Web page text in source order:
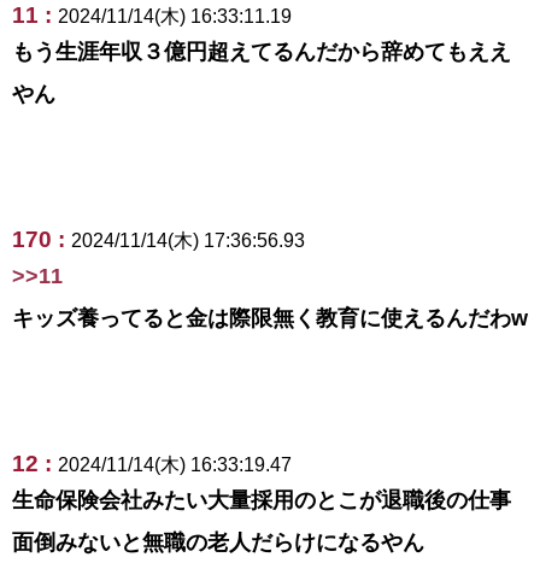
11 : 2024/11/14(木) 16:33:11.19
もう生涯年収３億円超えてるんだから辞めてもええ
やん
170 : 2024/11/14(木) 17:36:56.93
>>11
キッズ養ってると金は際限無く教育に使えるんだわw
12 : 2024/11/14(木) 16:33:19.47
生命保険会社みたい大量採用のとこが退職後の仕事
面倒みないと無職の老人だらけになるやん